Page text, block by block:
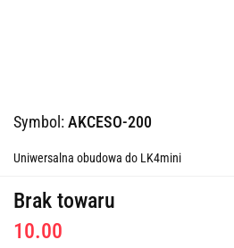
Symbol: AKCESO-200
Uniwersalna obudowa do LK4mini
Brak towaru
10.00